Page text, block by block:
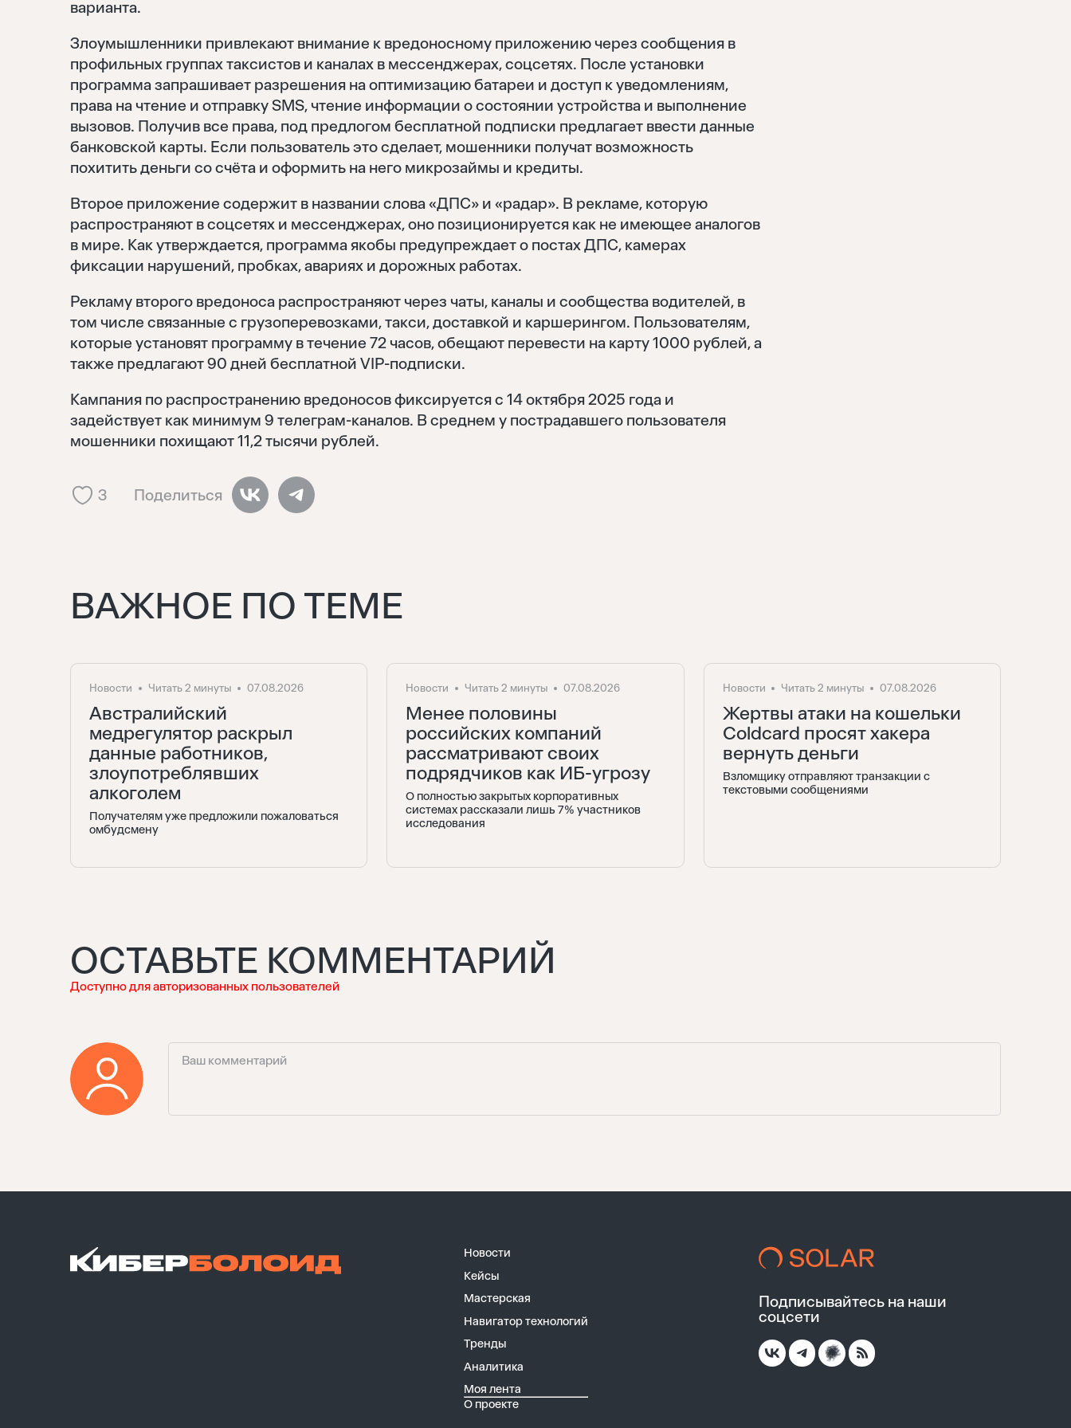
варианта.
Злоумышленники привлекают внимание к вредоносному приложению через сообщения в
профильных группах таксистов и каналах в мессенджерах, соцсетях. После установки
программа запрашивает разрешения на оптимизацию батареи и доступ к уведомлениям,
права на чтение и отправку SMS, чтение информации о состоянии устройства и выполнение
вызовов. Получив все права, под предлогом бесплатной подписки предлагает ввести данные
банковской карты. Если пользователь это сделает, мошенники получат возможность
похитить деньги со счёта и оформить на него микрозаймы и кредиты.
Второе приложение содержит в названии слова «ДПС» и «радар». В рекламе, которую
распространяют в соцсетях и мессенджерах, оно позиционируется как не имеющее аналогов
в мире. Как утверждается, программа якобы предупреждает о постах ДПС, камерах
фиксации нарушений, пробках, авариях и дорожных работах.
Рекламу второго вредоноса распространяют через чаты, каналы и сообщества водителей, в
том числе связанные с грузоперевозками, такси, доставкой и каршерингом. Пользователям,
которые установят программу в течение 72 часов, обещают перевести на карту 1000 рублей, а
также предлагают 90 дней бесплатной VIP-подписки.
Кампания по распространению вредоносов фиксируется с 14 октября 2025 года и
задействует как минимум 9 телеграм-каналов. В среднем у пострадавшего пользователя
мошенники похищают 11,2 тысячи рублей.
3 Поделиться
ВАЖНОЕ ПО ТЕМЕ
Новости Читать 2 минуты 07.08.2026
Австралийский
медрегулятор раскрыл
данные работников,
злоупотреблявших
алкоголем
Получателям уже предложили пожаловаться
омбудсмену
Новости Читать 2 минуты 07.08.2026
Менее половины
российских компаний
рассматривают своих
подрядчиков как ИБ-угрозу
О полностью закрытых корпоративных
системах рассказали лишь 7% участников
исследования
Новости Читать 2 минуты 07.08.2026
Жертвы атаки на кошельки
Coldcard просят хакера
вернуть деньги
Взломщику отправляют транзакции с
текстовыми сообщениями
ОСТАВЬТЕ КОММЕНТАРИЙ
Доступно для авторизованных пользователей
Новости
Кейсы
Мастерская
Навигатор технологий
Тренды
Аналитика
Моя лента
О проекте
Подписывайтесь на наши
соцсети